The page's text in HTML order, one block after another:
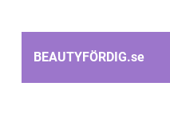
BEAUTYFÖRDIG.se